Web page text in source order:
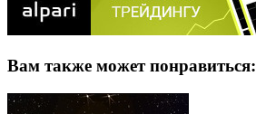
Вам также может понравиться: